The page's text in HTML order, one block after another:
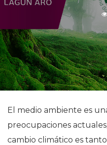
El medio ambiente es
preocupaciones
cambio climático es